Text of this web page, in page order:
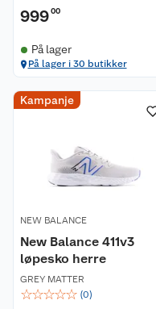
99900
På lager
På lager i 30 butikker
Kampanje
NEW BALANCE
New Balance 411v3
løpesko herre
GREY MATTER
☆☆☆☆☆ (0)